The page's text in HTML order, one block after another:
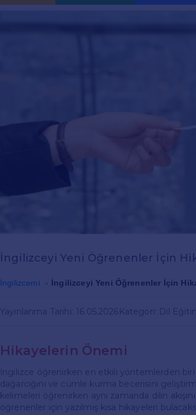
İngilizceyi Yeni Öğrenenler İçin
İngilizcemi İngilizceyi Yeni Öğrenenler İçin
Yayınlanma Tarihi: 16.05.2026 Kategori: Dil
Hikayelerin Önemi
İngilizce öğrenirken en etkili yöntemlerden biri
dağarcığını ve cümle kurma becerisini
kelimeleri öğrenirken aynı zamanda dilin
öğrenenler için yazılmış kısa hikayeleri